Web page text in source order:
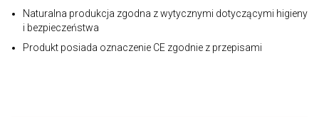
Naturalna produkcja zgodna z wytycznymi dotyczącymi higieny
i bezpieczeństwa
Produkt posiada oznaczenie CE zgodnie z przepisami